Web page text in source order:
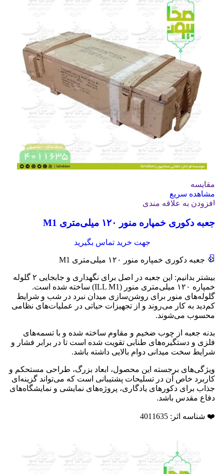
مقایسه
مشاهده سریع
افزودن به علاقه مندی
جعبه دکوری خمپاره منور ۱۲۰ میلی‌متری M1
جهت خرید تماس بگیرید
💠 جعبه دکوری خمپاره منور ۱۲۰ میلی‌متری M1
بیشتر بدانیم: این جعبه در اصل برای نگهداری و جابجایی ۲ گلوله
خمپاره ۱۲۰ میلی‌متری منور (ILL M1) ساخته شده است.
گلوله‌های منور برای روشن‌سازی میدان نبرد در شب و شرایط
کم‌دید به کار می‌روند و از تجهیزات حیاتی در عملیات‌های نظامی
محسوب می‌شوند.
بدنه جعبه از چوب ضخیم و مقاوم ساخته شده و با تسمه‌های
فلزی و دستگیره‌های طنابی تقویت شده است تا در برابر فشار و
شرایط سخت میدانی دوام بالایی داشته باشد.
ویژگی‌های برجسته این محصول، ابعاد بزرگ، طراحی مستحکم و
کاربرد خاص آن در تسلیحات پشتیبانی است که می‌تواند گزینه‌ای
جذاب برای دکورهای یادگاری، پروژه‌های نمایشی و نمایشگاه‌های
دفاع مقدس باشد.
❤️ شناسه اثر: 4011635